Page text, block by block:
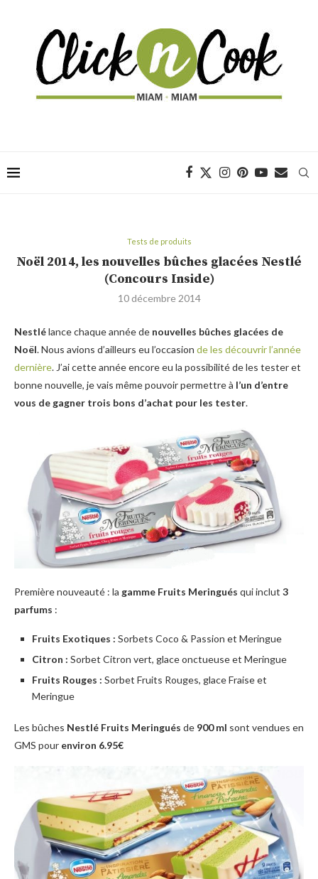
Tests de produits
Noël 2014, les nouvelles bûches glacées Nestlé
(Concours Inside)
10 décembre 2014
Nestlélance chaque année de nouvelles bûches glacées de
Noël. Nous avions d’ailleurs eu l’occasion de les découvrir l’année
dernière. J’ai cette année encore eu la possibilité de les tester et
bonne nouvelle, je vais même pouvoir permettre à l’un d’entre
vous de gagner trois bons d’achat pour les tester.
Première nouveauté : la gamme Fruits Meringués qui inclut 3
parfums :
Fruits Exotiques : Sorbets Coco & Passion et Meringue
Citron : Sorbet Citron vert, glace onctueuse et Meringue
Fruits Rouges : Sorbet Fruits Rouges, glace Fraise et
Meringue
Les bûches Nestlé Fruits Meringués de 900 ml sont vendues en
GMS pour environ 6.95€